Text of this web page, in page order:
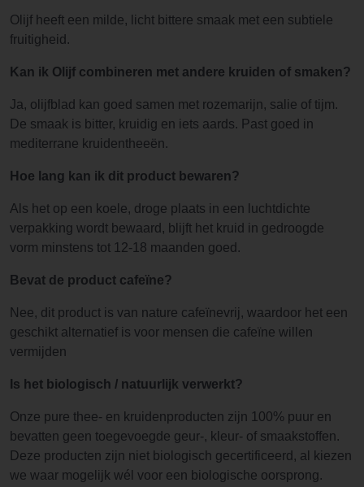
Olijf heeft een milde, licht bittere smaak met een subtiele
fruitigheid.
Kan ik Olijf combineren met andere kruiden of smaken?
Ja, olijfblad kan goed samen met rozemarijn, salie of tijm.
De smaak is bitter, kruidig en iets aards. Past goed in
mediterrane kruidentheeën.
Hoe lang kan ik dit product bewaren?
Als het op een koele, droge plaats in een luchtdichte
verpakking wordt bewaard, blijft het kruid in gedroogde
vorm minstens tot 12-18 maanden goed.
Bevat de product cafeïne?
Nee, dit product is van nature cafeïnevrij, waardoor het een
geschikt alternatief is voor mensen die cafeïne willen
vermijden
Is het biologisch / natuurlijk verwerkt?
Onze pure thee- en kruidenproducten zijn 100% puur en
bevatten geen toegevoegde geur-, kleur- of smaakstoffen.
Deze producten zijn niet biologisch gecertificeerd, al kiezen
we waar mogelijk wél voor een biologische oorsprong.